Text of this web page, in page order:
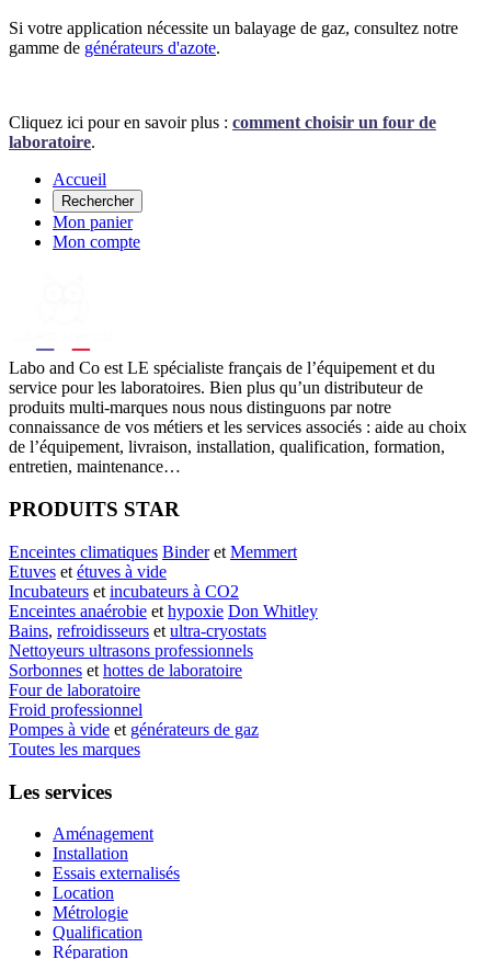
Si votre application nécessite un balayage de gaz, consultez notre
gamme de générateurs d'azote.
Cliquez ici pour en savoir plus : comment choisir un four de
laboratoire.
Accueil
Rechercher
Mon panier
Mon compte
Labo and Co est LE spécialiste français de l’équipement et du
service pour les laboratoires. Bien plus qu’un distributeur de
produits multi-marques nous nous distinguons par notre
connaissance de vos métiers et les services associés : aide au choix
de l’équipement, livraison, installation, qualification, formation,
entretien, maintenance…
PRODUITS STAR
Enceintes climatiques Binderet Memmert
Etuves et étuves à vide
Incubateurs et incubateurs à CO2
Enceintes anaérobie et hypoxie Don Whitley
Bains, refroidisseurs et ultra-cryostats
Nettoyeurs ultrasons professionnels
Sorbonnes et hottes de laboratoire
Four de laboratoire
Froid professionnel
Pompes à vide et générateurs de gaz
Toutes les marques
Les services
Aménagement
Installation
Essais externalisés
Location
Métrologie
Qualification
Réparation